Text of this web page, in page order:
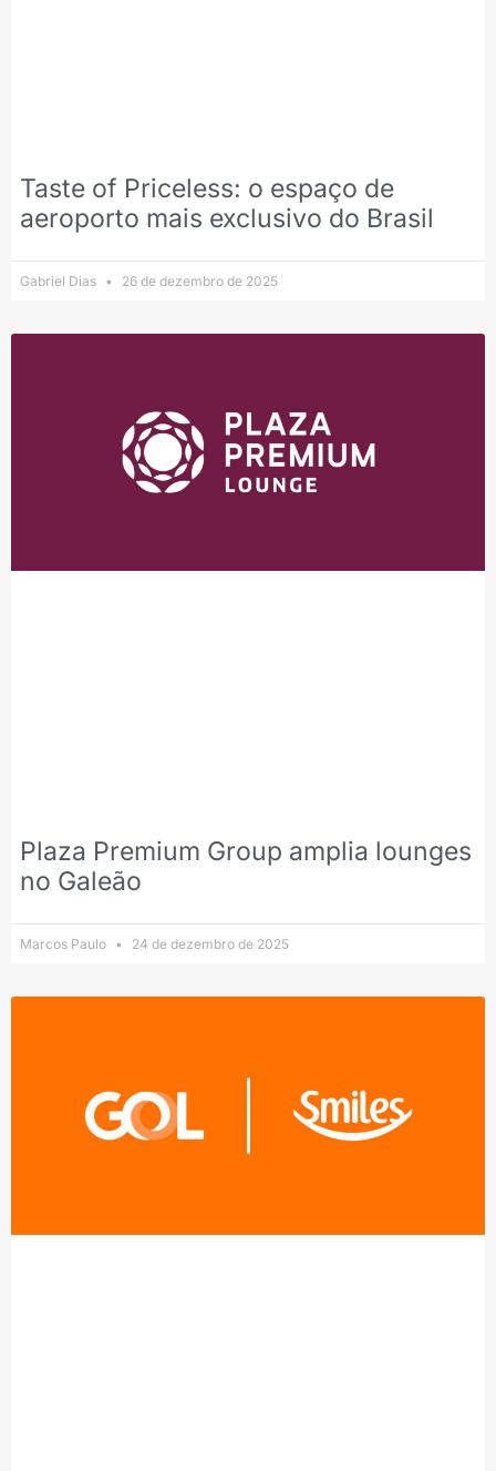
Taste of Priceless: o espaço de
aeroporto mais exclusivo do Brasil
Gabriel Dias 26 de dezembro de 2025
Plaza Premium Group amplia lounges
no Galeão
Marcos Paulo 24 de dezembro de 2025